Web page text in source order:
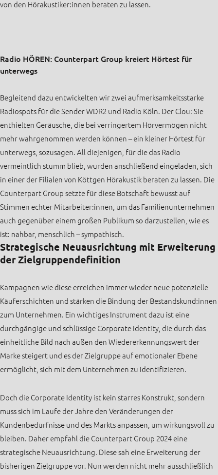
von den Hörakustiker:innen beraten zu lassen.
Radio HÖREN: Counterpart Group kreiert Hörtest für
unterwegs
Begleitend dazu entwickelten wir zwei aufmerksamkeitsstarke
Radiospots für die Sender WDR2 und Radio Köln. Der Clou: Sie
enthielten Geräusche, die bei verringertem Hörvermögen nicht
mehr wahrgenommen werden können – ein kleiner Hörtest für
unterwegs, sozusagen. All diejenigen, für die das Radio
vermeintlich stumm blieb, wurden anschließend eingeladen, sich
in einer der Filialen von Köttgen Hörakustik beraten zu lassen. Die
Counterpart Group setzte für diese Botschaft bewusst auf
Stimmen echter Mitarbeiter:innen, um das Familienunternehmen
auch gegenüber einem großen Publikum so darzustellen, wie es
ist: nahbar, menschlich – sympathisch.
Strategische Neuausrichtung mit Erweiterung
der Zielgruppendefinition
Kampagnen wie diese erreichen immer wieder neue potenzielle
Käuferschichten und stärken die Bindung der Bestandskund:innen
zum Unternehmen. Ein wichtiges Instrument dazu ist eine
durchgängige und schlüssige Corporate Identity, die durch das
einheitliche Bild nach außen den Wiedererkennungswert der
Marke steigert und es der Zielgruppe auf emotionaler Ebene
ermöglicht, sich mit dem Unternehmen zu identifizieren.
Doch die Corporate Identity ist kein starres Konstrukt, sondern
muss sich im Laufe der Jahre den Veränderungen der
Kundenbedürfnisse und des Markts anpassen, um wirkungsvoll zu
bleiben. Daher empfahl die Counterpart Group 2024 eine
strategische Neuausrichtung. Diese sah eine Erweiterung der
bisherigen Zielgruppe vor. Nun werden nicht mehr ausschließlich